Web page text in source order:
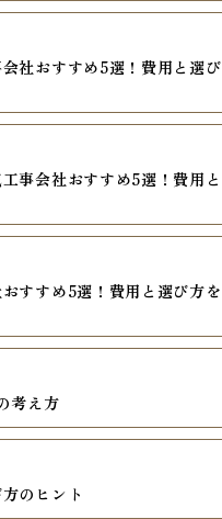
社おすすめ5選！費用と選び
事会社おすすめ5選！費用と
すすめ5選！費用と選び方を
考え方
のヒント